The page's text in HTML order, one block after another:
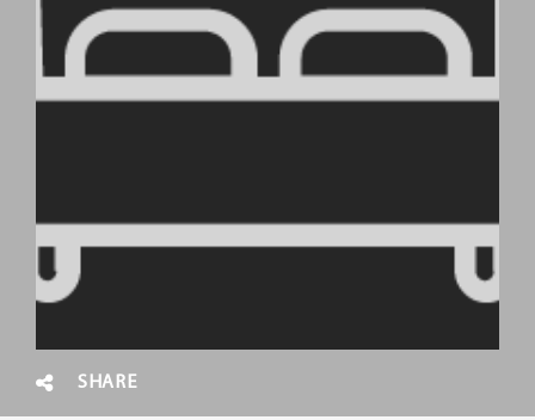
SHARE